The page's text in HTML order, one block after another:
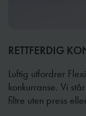
RETTFERDIG
Luftig utfordrer
konkurranse. Vi
filtre uten press